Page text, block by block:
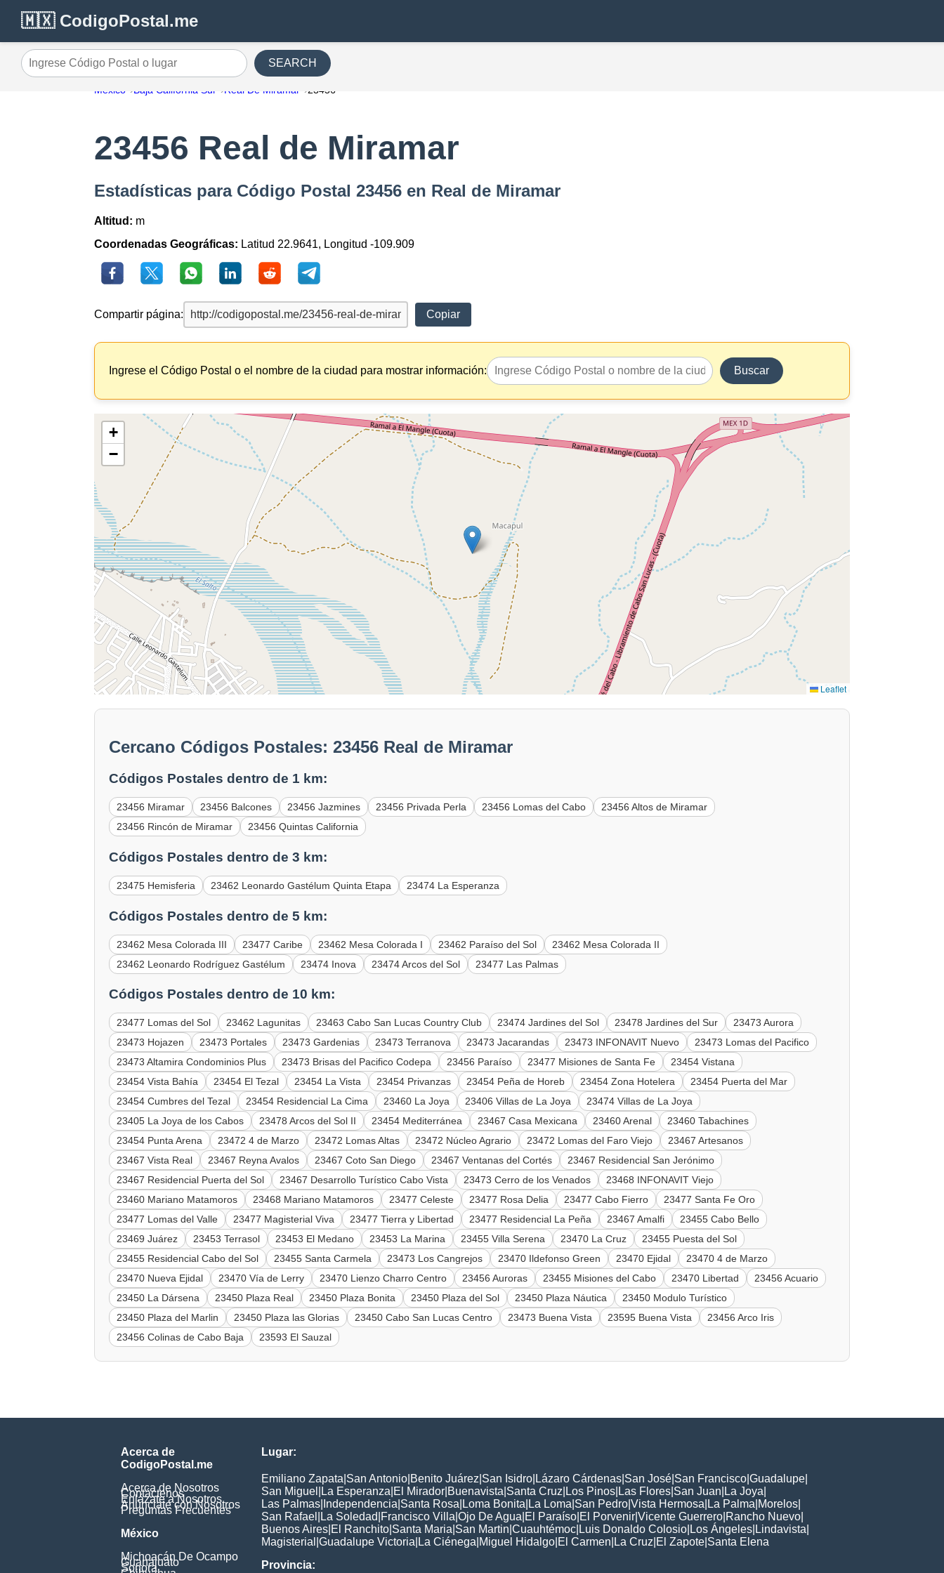
🇲🇽 CodigoPostal.me
Ingrese Código Postal o lugar SEARCH
México Baja California Sur Real De Miramar 23456
23456 Real de Miramar
Estadísticas para Código Postal 23456 en Real de Miramar
Altitud: m
Coordenadas Geográficas: Latitud 22.9641, Longitud -109.909
Compartir página: Copiar
Ingrese el Código Postal o el nombre de la ciudad para mostrar información: Buscar
+
−
Leaflet
Cercano Códigos Postales: 23456 Real de Miramar
Códigos Postales dentro de 1 km:
23456 Miramar 23456 Balcones 23456 Jazmines 23456 Privada Perla 23456 Lomas del Cabo
23456 Altos de Miramar
23456 Rincón de Miramar
23456 Quintas California
Códigos Postales dentro de 3 km:
23475 Hemisferia 23462 Leonardo Gastélum Quinta Etapa 23474 La Esperanza
Códigos Postales dentro de 5 km:
23462 Mesa Colorada III 23477 Caribe 23462 Mesa Colorada I 23462 Paraíso del Sol
23462 Mesa Colorada II
23462 Leonardo Rodríguez Gastélum
23474 Inova 23474 Arcos del Sol 23477 Las Palmas
Códigos Postales dentro de 10 km:
23477 Lomas del Sol 23462 Lagunitas 23463 Cabo San Lucas Country Club 23474 Jardines del Sol 23478 Jardines del Sur
23473 Aurora
23473 Hojazen
23473 Portales 23473 Gardenias 23473 Terranova 23473 Jacarandas 23473 INFONAVIT Nuevo
23473 Lomas del Pacifico
23473 Altamira Condominios Plus
23473 Brisas del Pacifico Codepa 23456 Paraíso 23477 Misiones de Santa Fe
23454 Vistana
23454 Vista Bahía
23454 El Tezal 23454 La Vista 23454 Privanzas 23454 Peña de Horeb 23454 Zona Hotelera
23454 Puerta del Mar
23454 Cumbres del Tezal
23454 Residencial La Cima 23460 La Joya 23406 Villas de La Joya
23474 Villas de La Joya
23405 La Joya de los Cabos
23478 Arcos del Sol II 23454 Mediterránea 23467 Casa Mexicana 23460 Arenal
23460 Tabachines
23454 Punta Arena
23472 4 de Marzo 23472 Lomas Altas 23472 Núcleo Agrario 23472 Lomas del Faro Viejo
23467 Artesanos
23467 Vista Real
23467 Reyna Avalos 23467 Coto San Diego 23467 Ventanas del Cortés
23467 Residencial San Jerónimo
23467 Residencial Puerta del Sol
23467 Desarrollo Turístico Cabo Vista 23473 Cerro de los Venados
23468 INFONAVIT Viejo
23460 Mariano Matamoros
23468 Mariano Matamoros 23477 Celeste 23477 Rosa Delia 23477 Cabo Fierro
23477 Santa Fe Oro
23477 Lomas del Valle
23477 Magisterial Viva 23477 Tierra y Libertad 23477 Residencial La Peña 23467 Amalfi
23455 Cabo Bello
23469 Juárez
23453 Terrasol 23453 El Medano 23453 La Marina 23455 Villa Serena 23470 La Cruz
23455 Puesta del Sol
23455 Residencial Cabo del Sol
23455 Santa Carmela 23473 Los Cangrejos 23470 Ildefonso Green 23470 Ejidal
23470 4 de Marzo
23470 Nueva Ejidal
23470 Vía de Lerry 23470 Lienzo Charro Centro 23456 Auroras 23455 Misiones del Cabo 23470 Libertad
23456 Acuario
23450 La Dársena
23450 Plaza Real 23450 Plaza Bonita 23450 Plaza del Sol 23450 Plaza Náutica
23450 Modulo Turístico
23450 Plaza del Marlin
23450 Plaza las Glorias 23450 Cabo San Lucas Centro 23473 Buena Vista 23595 Buena Vista
23456 Arco Iris
23456 Colinas de Cabo Baja
23593 El Sauzal
Acerca de
CodigoPostal.me
Acerca de Nosotros
Contáctenos
Enlázate a Nosotros
Anúnciate con Nosotros
Preguntas Frecuentes
México
Michoacán De Ocampo
Guanajuato
Sonora
Lugar:
Emiliano Zapata San Antonio Benito Juárez San Isidro Lázaro Cárdenas San José San Francisco Guadalupe
San Miguel
La Esperanza El Mirador Buenavista Santa Cruz Los Pinos Las Flores San Juan La Joya
Las Palmas Independencia Santa Rosa Loma Bonita La Loma San Pedro Vista Hermosa La Palma Morelos
San Rafael
La Soledad Francisco Villa Ojo De Agua El Paraíso El Porvenir Vicente Guerrero Rancho Nuevo
Buenos Aires El Ranchito Santa Maria San Martin Cuauhtémoc Luis Donaldo Colosio Los Ángeles Lindavista
Magisterial Guadalupe Victoria La Ciénega Miguel Hidalgo El Carmen La Cruz El Zapote Santa Elena
Provincia: